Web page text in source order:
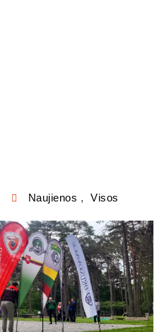
Naujienos , Visos